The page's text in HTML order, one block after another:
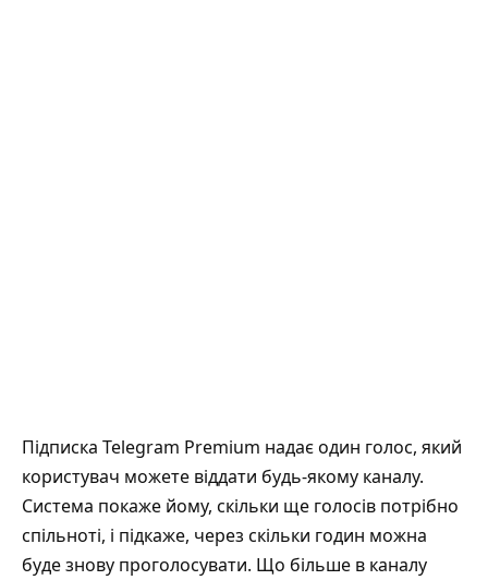
Підписка Telegram Premium надає один голос, який
користувач можете віддати будь-якому каналу.
Система покаже йому, скільки ще голосів потрібно
спільноті, і підкаже, через скільки годин можна
буде знову проголосувати. Що більше в каналу